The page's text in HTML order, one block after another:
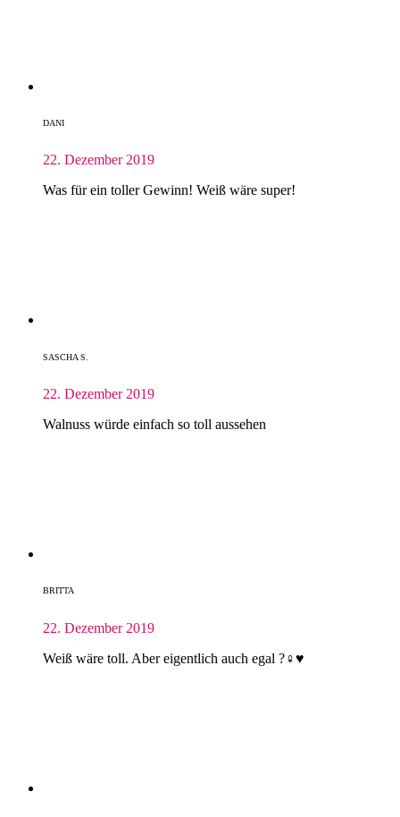
DANI
22. Dezember 2019
Was für ein toller Gewinn! Weiß wäre super!
SASCHA S.
22. Dezember 2019
Walnuss würde einfach so toll aussehen
BRITTA
22. Dezember 2019
Weiß wäre toll. Aber eigentlich auch egal ?‍♀️♥️